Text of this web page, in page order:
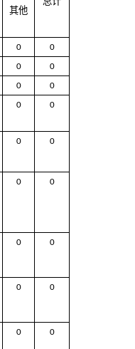
其他
0 0
0 0
0 0
0 0
0 0
0 0
0 0
0 0
0 0